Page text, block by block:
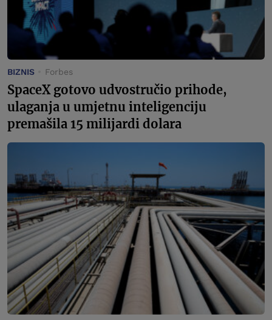
BIZNIS Forbes
SpaceX gotovo udvostručio prihode,
ulaganja u umjetnu inteligenciju
premašila 15 milijardi dolara